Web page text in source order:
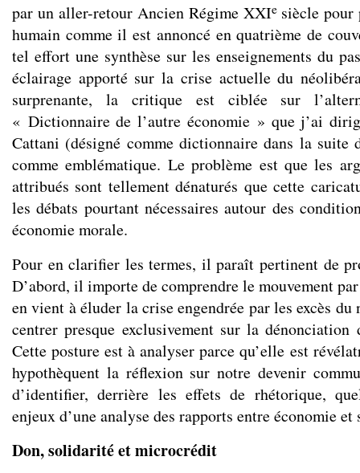
par un aller-retour Ancien Régime XXIesiècle pour
humain comme il est annoncé en quatrième de
tel effort une synthèse sur les enseignements du
éclairage apporté sur la crise actuelle du
surprenante, la critique est ciblée sur
« Dictionnaire de l’autre économie » que j’ai
Cattani (désigné comme dictionnaire dans la suite
comme emblématique. Le problème est que les
attribués sont tellement dénaturés que cette
les débats pourtant nécessaires autour des
économie morale.
Pour en clarifier les termes, il paraît pertinent de
D’abord, il importe de comprendre le mouvement
en vient à éluder la crise engendrée par les excès
centrer presque exclusivement sur la dénonciation
Cette posture est à analyser parce qu’elle est
hypothèquent la réflexion sur notre devenir
d’identifier, derrière les effets de rhétorique,
enjeux d’une analyse des rapports entre économie et
Don, solidarité et microcrédit